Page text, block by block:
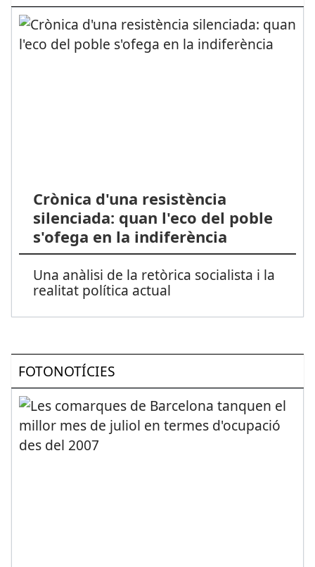
Crònica d'una resistència
silenciada: quan l'eco del poble
s'ofega en la indiferència
Una anàlisi de la retòrica socialista i la
realitat política actual
FOTONOTÍCIES